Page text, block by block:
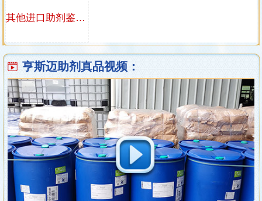
其他进口助剂鉴定视频
亨斯迈助剂真品视频：